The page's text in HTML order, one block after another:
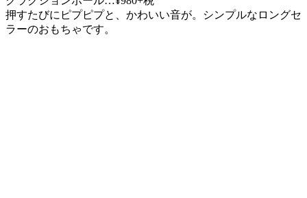
押すたびにピプピプと、かわいい音が。シンプルなロングセ
ラーのおもちゃです。